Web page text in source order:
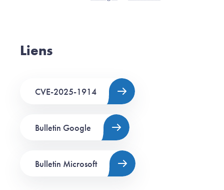
Liens
CVE-2025-1914
Bulletin Google
Bulletin Microsoft